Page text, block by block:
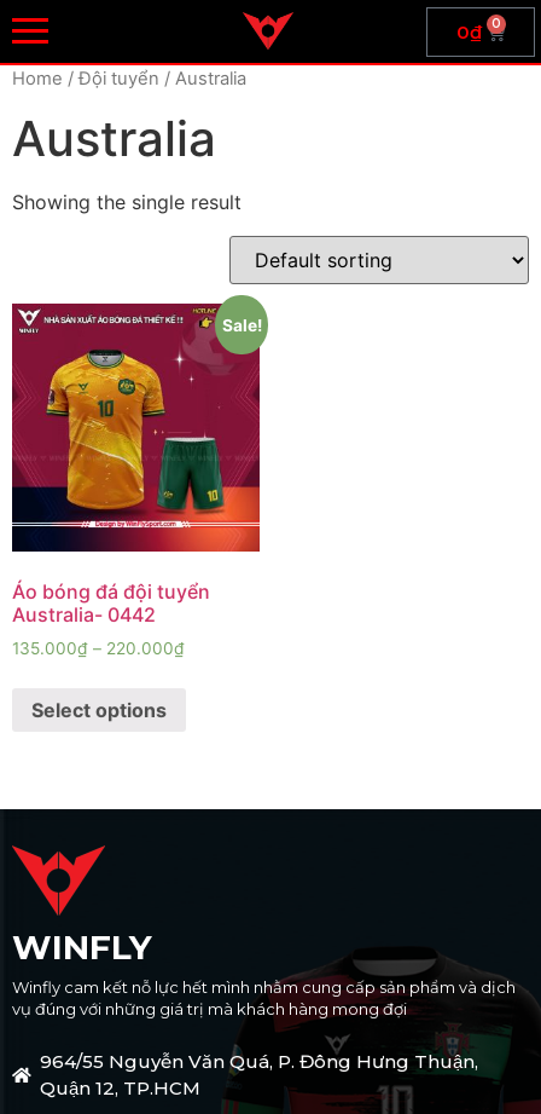
0₫ 0
Home / Đội tuyển / Australia
Australia
Showing the single result
Sale!
Áo bóng đá đội tuyển
Australia- 0442
135.000₫ – 220.000₫
Select options
WINFLY
Winfly cam kết nỗ lực hết mình nhằm cung cấp sản phẩm và dịch
vụ đúng với những giá trị mà khách hàng mong đợi
964/55 Nguyễn Văn Quá, P. Đông Hưng Thuận,
Quận 12, TP.HCM